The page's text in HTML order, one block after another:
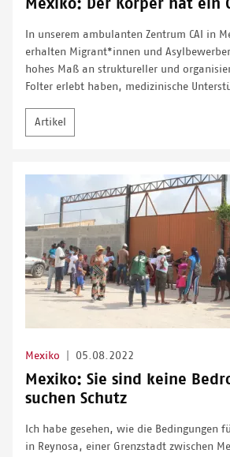
Mexiko: Der Körper hat ein
In unserem ambulanten Zentrum CAI in
erhalten Migrant*innen und
hohes Maß an struktureller und
Folter erlebt haben, medizinische
Artikel
Mexiko 05.08.2022
Mexiko: Sie sind keine
suchen Schutz
Ich habe gesehen, wie die Bedingungen
in Reynosa, einer Grenzstadt zwischen